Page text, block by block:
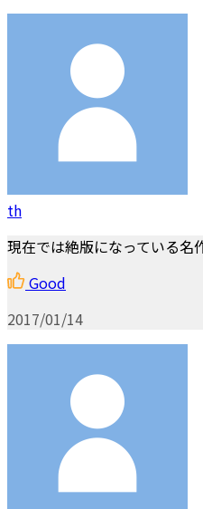
th
現在では絶版になっている名
Good
2017/01/14